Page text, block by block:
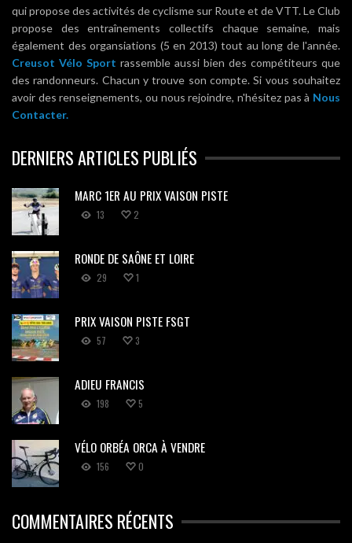
qui propose des activités de cyclisme sur Route et de VTT. Le Club
propose des entraînements collectifs chaque semaine, mais
également des organsiations (5 en 2013) tout au long de l'année.
Creusot Vélo Sport rassemble aussi bien des compétiteurs que
des randonneurs. Chacun y trouve son compte. Si vous souhaitez
avoir des renseignements, ou nous rejoindre, n'hésitez pas à Nous
Contacter.
DERNIERS ARTICLES PUBLIÉS
MARC 1ER AU PRIX VAISON PISTE
13 2
RONDE DE SAÔNE ET LOIRE
29 1
PRIX VAISON PISTE FSGT
57 3
ADIEU FRANCIS
198 5
VÉLO ORBÉA ORCA À VENDRE
156 0
COMMENTAIRES RÉCENTS